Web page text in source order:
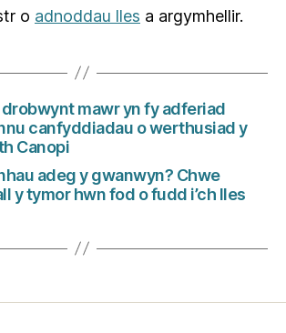
o adnoddau lles a argymhellir.
drobwynt mawr yn fy adferiad
canfyddiadau o werthusiad y
Canopi
adeg y gwanwyn? Chwe
y tymor hwn fod o fudd i’ch lles